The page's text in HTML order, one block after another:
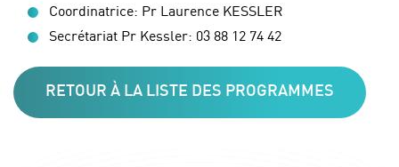
Coordinatrice: Pr Laurence KESSLER
Secrétariat Pr Kessler: 03 88 12 74 42
RETOUR À LA LISTE DES PROGRAMMES